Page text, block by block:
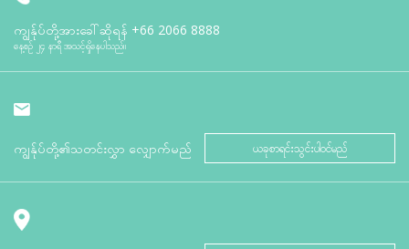
ကျွန်ုပ်တို့အားခေါ်ဆိုရန် +66 2066 8888
နေ့စဉ် ၂၄ နာရီ အသင့်ရှိနေပါသည်။
ကျွန်ုပ်တို့၏သတင်းလွှာ လျှောက်မည် ယခုစာရင်းသွင်းပါဝင်မည်